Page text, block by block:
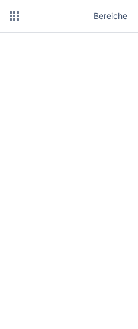
Bereiche